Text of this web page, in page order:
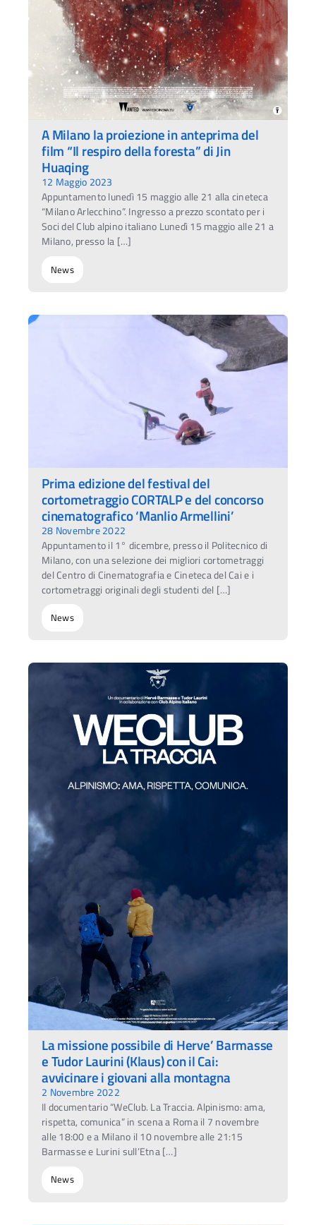
A Milano la proiezione in anteprima del
film “Il respiro della foresta” di Jin
Huaqing
12 Maggio 2023
Appuntamento lunedì 15 maggio alle 21 alla cineteca
“Milano Arlecchino”. Ingresso a prezzo scontato per i
Soci del Club alpino italiano Lunedì 15 maggio alle 21 a
Milano, presso la […]
News
Prima edizione del festival del
cortometraggio CORTALP e del concorso
cinematografico ‘Manlio Armellini’
28 Novembre 2022
Appuntamento il 1° dicembre, presso il Politecnico di
Milano, con una selezione dei migliori cortometraggi
del Centro di Cinematografia e Cineteca del Cai e i
cortometraggi originali degli studenti del […]
News
La missione possibile di Herve’ Barmasse
e Tudor Laurini (Klaus) con il Cai:
avvicinare i giovani alla montagna
2 Novembre 2022
Il documentario “WeClub. La Traccia. Alpinismo: ama,
rispetta, comunica” in scena a Roma il 7 novembre
alle 18:00 e a Milano il 10 novembre alle 21:15
Barmasse e Lurini sull’Etna […]
News